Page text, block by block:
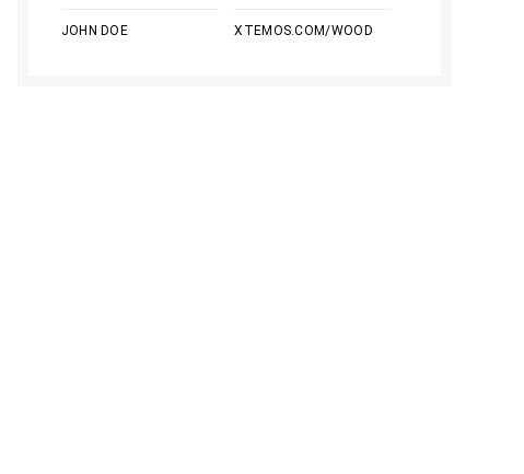
JOHN DOE XTEMOS.COM/WOOD